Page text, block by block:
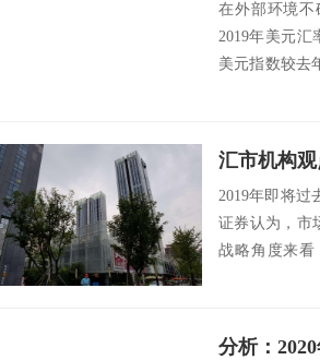
在外部环境
2019年美元汇
美元指数较去
汇市机构
2019年即将过
证券认为，市
战略角度来看
分析：